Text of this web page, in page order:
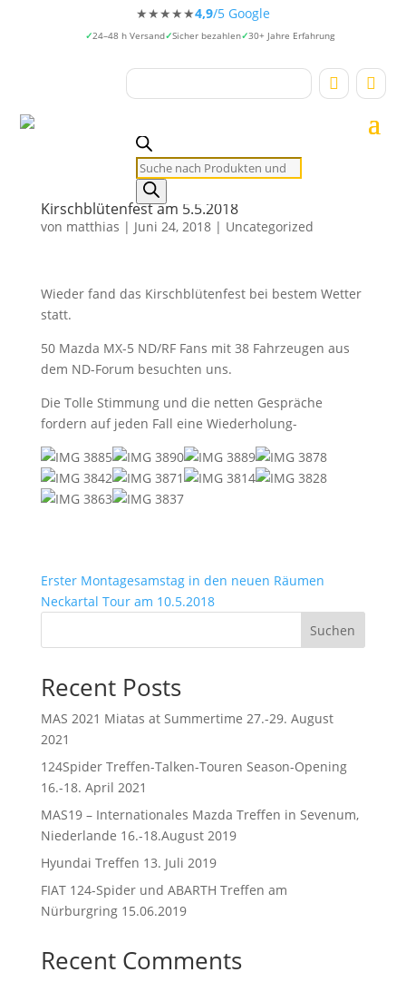
★★★★★4,9/5 Google
24–48 h Versand Sicher bezahlen 30+ Jahre Erfahrung


Products
search
Kirschblütenfest am 5.5.2018
von matthias | Juni 24, 2018| Uncategorized
Wieder fand das Kirschblütenfest bei bestem Wetter
statt.
50 Mazda MX-5 ND/RF Fans mit 38 Fahrzeugen aus
dem ND-Forum besuchten uns.
Die Tolle Stimmung und die netten Gespräche
fordern auf jeden Fall eine Wiederholung-
Erster Montagesamstag in den neuen Räumen
Neckartal Tour am 10.5.2018
Suchen
Recent Posts
MAS 2021 Miatas at Summertime 27.-29. August
2021
124Spider Treffen-Talken-Touren Season-Opening
16.-18. April 2021
MAS19 – Internationales Mazda Treffen in Sevenum,
Niederlande 16.-18.August 2019
Hyundai Treffen 13. Juli 2019
FIAT 124-Spider und ABARTH Treffen am
Nürburgring 15.06.2019
Recent Comments